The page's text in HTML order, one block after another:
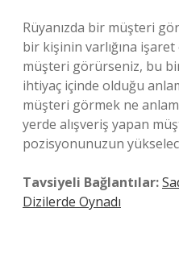
Rüyanızda bir müşteri
bir kişinin varlığına işaret
müşteri görürseniz, bu
ihtiyaç içinde olduğu
müşteri görmek ne
yerde alışveriş yapan
pozisyonunuzun
Tavsiyeli Bağlantılar:
Dizilerde Oynadı